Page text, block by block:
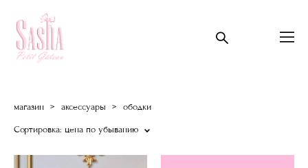
магазин > аксессуары > ободки
Сортировка: цена по убыванию